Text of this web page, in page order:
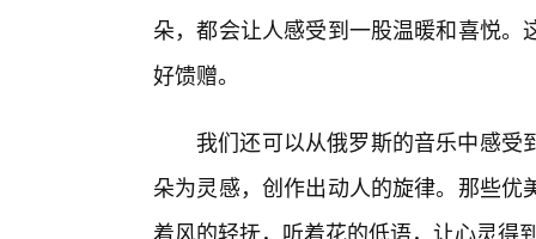
朵，都会让人感受到一股温暖和喜悦
好馈赠。
我们还可以从俄罗斯的音乐中感
朵为灵感，创作出动人的旋律。那些
着风的轻抚，听着花的低语，让心灵得